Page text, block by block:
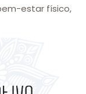
estar físico,